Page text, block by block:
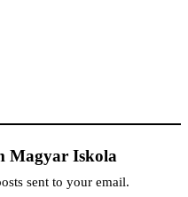
Magyar Iskola
sent to your email.